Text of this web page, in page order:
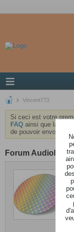
Vincent773
Si ceci est votre
FAQ ainsi que la
de pouvoir envoyer
Forum AudioKeys